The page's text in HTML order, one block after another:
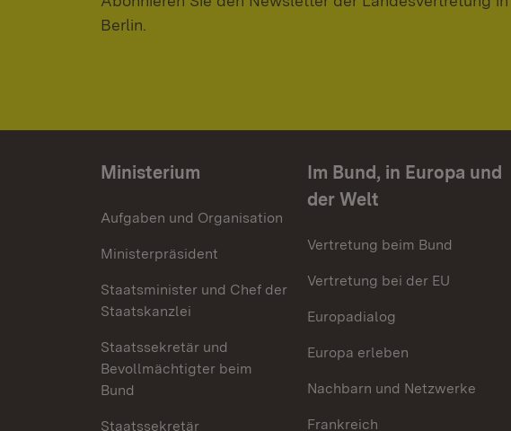
Berlin.
Ministerium
Aufgaben und Organisation
Ministerpräsident
Staatsminister und Chef der
Staatskanzlei
Staatssekretär und
Bevollmächtigter beim
Bund
Staatssekretär
Im Bund, in Europa und
der Welt
Vertretung beim Bund
Vertretung bei der EU
Europadialog
Europa erleben
Nachbarn und Netzwerke
Frankreich